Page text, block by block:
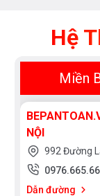
Hệ
Miền
NỘI
992 Đường
Dẫn đường